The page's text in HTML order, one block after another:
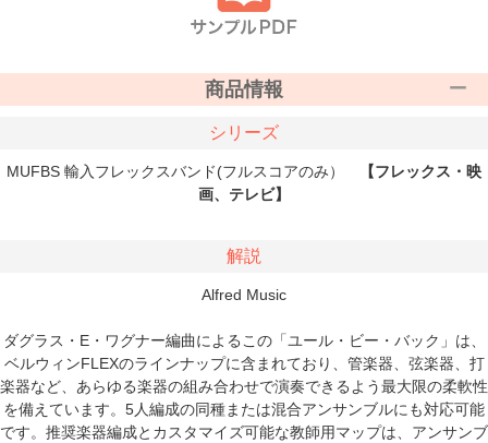
商品情報
シリーズ
MUFBS 輸入フレックスバンド(フルスコアのみ）
【フレックス・映
画、テレビ】
解説
Alfred Music
ダグラス・E・ワグナー編曲によるこの「ユール・ビー・バック」は、
ベルウィンFLEXのラインナップに含まれており、管楽器、弦楽器、打
楽器など、あらゆる楽器の組み合わせで演奏できるよう最大限の柔軟性
を備えています。5人編成の同種または混合アンサンブルにも対応可能
です。推奨楽器編成とカスタマイズ可能な教師用マップは、アンサンブ